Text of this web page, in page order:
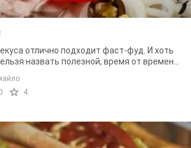
отлично подходит фаст-фуд. И хоть
назвать полезной, время от времени
полакомиться ...
4